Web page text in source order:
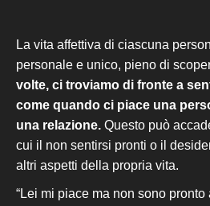
La vita affettiva di ciascuna
personale e unico, pieno di
volte, ci troviamo di fronte a
come quando ci piace una
una relazione. Questo può
cui il non sentirsi pronti o il
altri aspetti della propria vita.
“Lei mi piace ma non sono